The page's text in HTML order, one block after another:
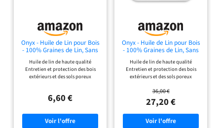
Onyx - Huile de Lin pour Bois
- 100% Graines de Lin, Sans
Additif - 1L
Huile de lin de haute qualité
Entretien et protection des bois
extérieurs et des sols poreux
l’humidité et le gel, convient
aux bois vernis et entretenir le
linoléum Également efficace pour
6,60 €
Onyx - Huile de Lin pour Bois
- 100% Graines de Lin, Sans
Additif - 5L
Huile de lin de haute qualité
Entretien et protection des bois
extérieurs et des sols poreux
terres cuites, dallages…) contre
l’humidité et le gel, convient
également pour redonner de l’éclat
aux bois vernis et entretenir le
linoléum Également efficace pour
36,00 €
27,20 €